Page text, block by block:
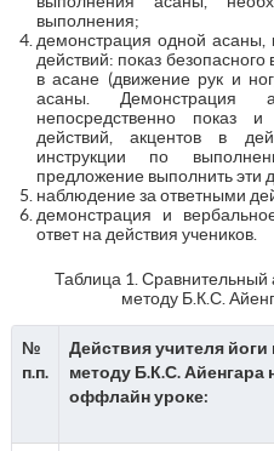
выполнения;
демонстрация одной асаны,
действий: показ
в асане (движение рук и
асаны.
непосредственно показ
действий, акцентов в
инструкции по
предложение выполнить эти
наблюдение за ответными
демонстрация и
ответ на действия учеников.
Таблица 1. Сравнительный
методу Б.К.С.
№
п.п.
Действия учителя йоги
методу Б.К.С. Айенгара
оффлайн уроке: